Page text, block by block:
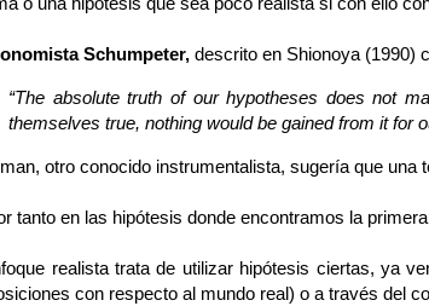
Schumpeter, descrito en Shionoya (1990)
“The absolute truth of our hypotheses does not
themselves true, nothing would be gained from it for
otro conocido instrumentalista, sugería que
tanto en las hipótesis donde encontramos la
realista trata de utilizar hipótesis ciertas, ya
con respecto al mundo real) o a través del